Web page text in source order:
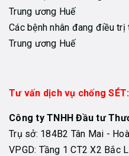
Các bệnh nhân đang điều
Trung ương Huế
Tư vấn dịch vụ chống SÉT:
Công ty TNHH Đầu tư
Trụ sở: 184B2 Tân Mai -
VPGD: Tầng 1 CT2 X2 Bắc